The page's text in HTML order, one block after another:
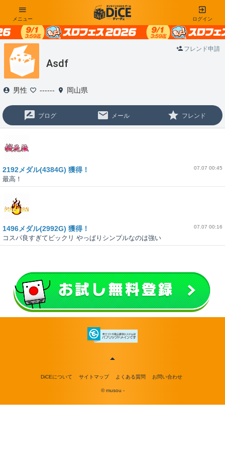
ログイン
メニュー
フレンド申請
Asdf
男性 ------ 岡山県
ブログ メール フレンド
07.07 00:45
2192メダル(4384G) 獲得！
最高！
07.07 00:16
1496メダル(2992G) 獲得！
コスパ良すぎてビックリ やっぱりシンプルなのは強い
DiCEについて サイトマップ よくある質問 お問い合わせ
© musou -